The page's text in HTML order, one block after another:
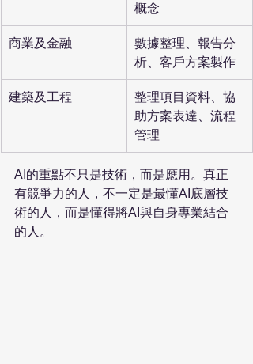
概念
商業及金融
數據整理、報告分
析、客戶方案製作
建築及工程
整理項目資料、協
助方案表達、流程
管理
AI的重點不只是技術，而是應用。真正
有競爭力的人，不一定是最懂AI底層技
術的人，而是懂得將AI與自身專業結合
的人。